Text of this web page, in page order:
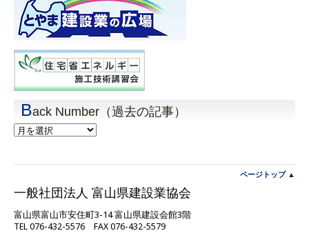
Back Number（過去の記事）
Back
Number（過
事）
ページトップ ▲
一般社団法人 富山県建設業協会
富山県富山市安住町3-14 富山県建設会館3階
TEL 076-432-5576 FAX 076-432-5579